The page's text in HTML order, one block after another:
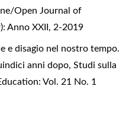
Open Journal of
Anno XXII, 2-2019
e disagio nel nostro tempo.
anni dopo, Studi sulla
Vol. 21 No. 1